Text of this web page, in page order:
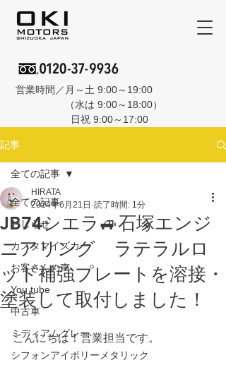
営業時間／月～土 9:00～19:00
（水は 9:00～18:00）
日祝 9:00～17:00
記事
全ての記事
おしらせ
カスタマイズカー
お客さんの声
You tube
中古車
ミディアムグレー
シフォンアイボリーメタリック
全ての記事
JB74シエラ🚙石塚エンジ
ニアリング ラテラルロ
ッド補強プレートを溶接・
塗装して取付しました！
HIRATA
2024年6月21日 読了時間: 1分
こんにちは！営業担当です。